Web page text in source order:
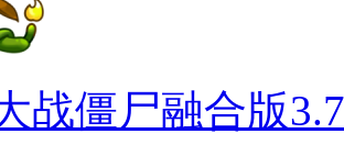
战僵尸融合版3.7